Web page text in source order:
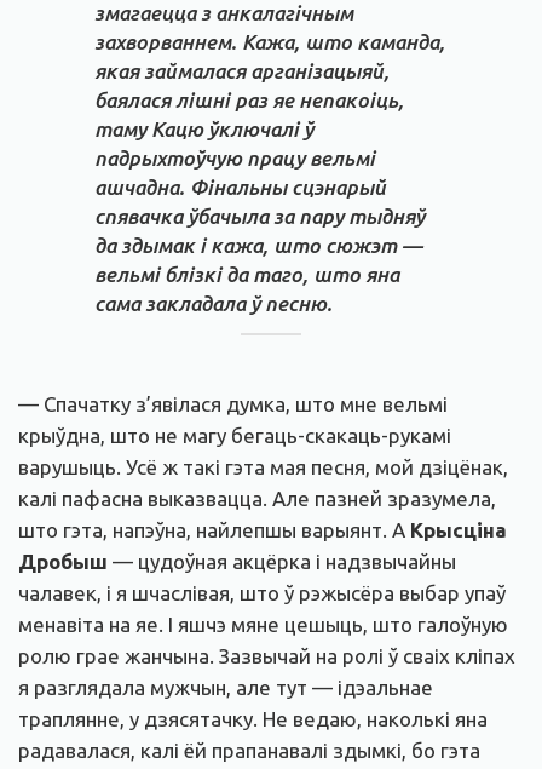
змагаецца з анкалагічным
захворваннем. Кажа, што каманда,
якая займалася арганізацыяй,
баялася лішні раз яе непакоіць,
таму Кацю ўключалі ў
падрыхтоўчую працу вельмі
ашчадна. Фінальны сцэнарый
спявачка ўбачыла за пару тыдняў
да здымак і кажа, што сюжэт —
вельмі блізкі да таго, што яна
сама закладала ў песню.
— Спачатку з’явілася думка, што мне вельмі
крыўдна, што не магу бегаць-скакаць-рукамі
варушыць. Усё ж такі гэта мая песня, мой дзіцёнак,
калі пафасна выказвацца. Але пазней зразумела,
што гэта, напэўна, найлепшы варыянт. А Крысціна
Дробыш — цудоўная акцёрка і надзвычайны
чалавек, і я шчаслівая, што ў рэжысёра выбар упаў
менавіта на яе. І яшчэ мяне цешыць, што галоўную
ролю грае жанчына. Зазвычай на ролі ў сваіх кліпах
я разглядала мужчын, але тут — ідэальнае
траплянне, у дзясятачку. Не ведаю, наколькі яна
радавалася, калі ёй прапанавалі здымкі, бо гэта